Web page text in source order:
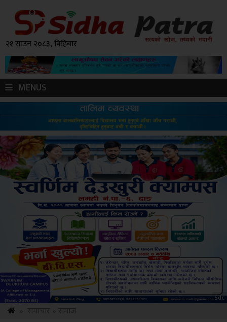
२१ साउन २०८३, बिहिबार
MENUS
ksbus